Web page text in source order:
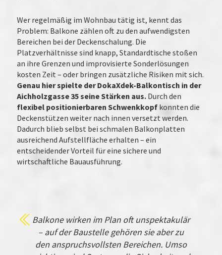
Wer regelmäßig im Wohnbau tätig ist, kennt das
Problem: Balkone zählen oft zu den aufwendigsten
Bereichen bei der Deckenschalung. Die
Platzverhältnisse sind knapp, Standardtische stoßen
an ihre Grenzen und improvisierte Sonderlösungen
kosten Zeit – oder bringen zusätzliche Risiken mit sich.
Genau hier spielte der DokaXdek-Balkontisch in der
Aichholzgasse 35 seine Stärken aus.Durch den
flexibel positionierbaren Schwenkkopf konnten die
Deckenstützen weiter nach innen versetzt werden.
Dadurch blieb selbst bei schmalen Balkonplatten
ausreichend Aufstellfläche erhalten – ein
entscheidender Vorteil für eine sichere und
wirtschaftliche Bauausführung.
Balkone wirken im Plan oft unspektakulär
– auf der Baustelle gehören sie aber zu
den anspruchsvollsten Bereichen. Umso